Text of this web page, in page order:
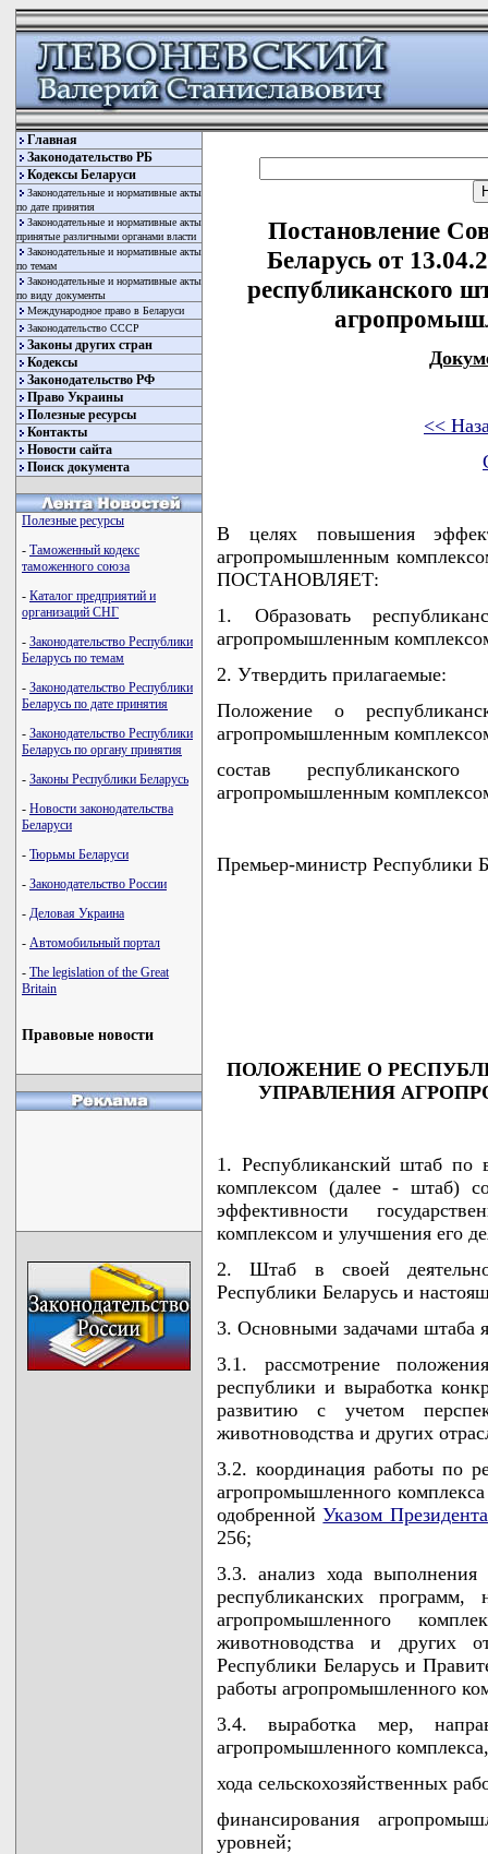
Главная
Законодательство РБ
Кодексы Беларуси
Законодательные и нормативные акты
по дате принятия
Законодательные и нормативные акты
принятые различными органами власти
Законодательные и нормативные акты
по темам
Законодательные и нормативные акты
по виду документы
Международное право в Беларуси
Законодательство СССР
Законы других стран
Кодексы
Законодательство РФ
Право Украины
Полезные ресурсы
Контакты
Новости сайта
Поиск документа
Полезные ресурсы
- Таможенный кодекс
таможенного союза
- Каталог предприятий и
организаций СНГ
- Законодательство Республики
Беларусь по темам
- Законодательство Республики
Беларусь по дате принятия
- Законодательство Республики
Беларусь по органу принятия
- Законы Республики Беларусь
- Новости законодательства
Беларуси
- Тюрьмы Беларуси
- Законодательство России
- Деловая Украина
- Автомобильный портал
- The legislation of the Great
Britain
Правовые новости
Постановление
Беларусь от
республиканского
<<
В целях повышения
агропромышленным
ПОСТАНОВЛЯЕТ:
1. Образовать
агропромышленным
2. Утвердить прилагаемые:
Положение о
агропромышленным
состав
агропромышленным
Премьер-министр
ПОЛОЖЕНИЕ О
УПРАВЛЕНИЯ
1. Республиканский штаб по
комплексом (далее - штаб)
эффективности
комплексом и улучшения его
2. Штаб в своей
Республики Беларусь и
3. Основными задачами штаба
3.1. рассмотрение
республики и выработка
развитию с учетом
животноводства и других
3.2. координация работы по
агропромышленного
одобреннойУказом
256;
3.3. анализ хода выполнения
республиканских программ,
агропромышленного
животноводства и других
Республики Беларусь и
работы агропромышленного
3.4. выработка мер,
агропромышленного
хода сельскохозяйственных
финансирования
уровней;